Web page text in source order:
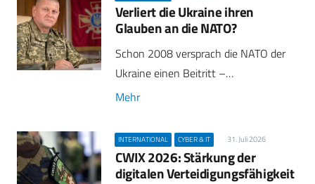
Verliert die Ukraine ihren
Glauben an die NATO?
Schon 2008 versprach die NATO der
Ukraine einen Beitritt –…
Mehr
INTERNATIONAL CYBER & IT 31. Juli 2026
CWIX 2026: Stärkung der
digitalen Verteidigungsfähigkeit